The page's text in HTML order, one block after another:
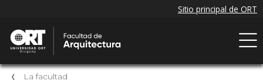
La facultad